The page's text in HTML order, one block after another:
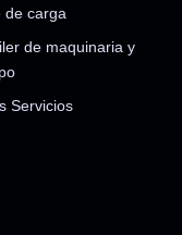
de carga
de maquinaria y
Servicios